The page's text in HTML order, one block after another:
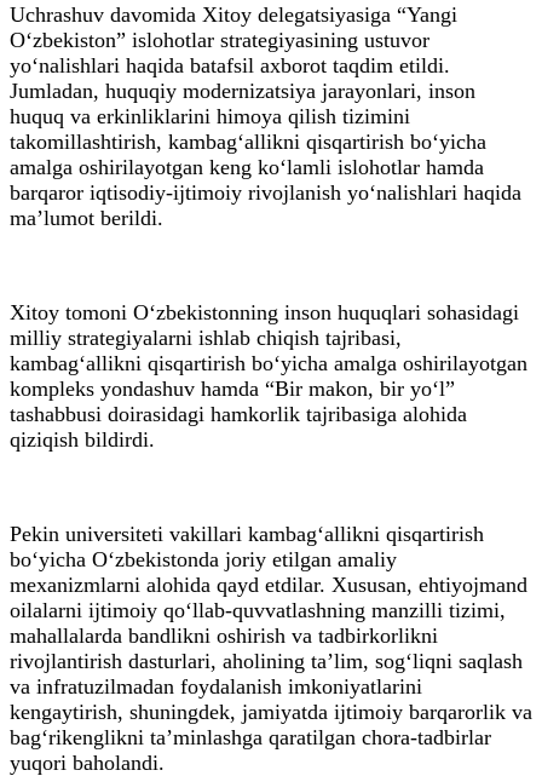
Uchrashuv davomida Xitoy delegatsiyasiga “Yangi
O‘zbekiston” islohotlar strategiyasining ustuvor
yo‘nalishlari haqida batafsil axborot taqdim etildi.
Jumladan, huquqiy modernizatsiya jarayonlari, inson
huquq va erkinliklarini himoya qilish tizimini
takomillashtirish, kambag‘allikni qisqartirish bo‘yicha
amalga oshirilayotgan keng ko‘lamli islohotlar hamda
barqaror iqtisodiy-ijtimoiy rivojlanish yo‘nalishlari haqida
ma’lumot berildi.
Xitoy tomoni O‘zbekistonning inson huquqlari sohasidagi
milliy strategiyalarni ishlab chiqish tajribasi,
kambag‘allikni qisqartirish bo‘yicha amalga oshirilayotgan
kompleks yondashuv hamda “Bir makon, bir yo‘l”
tashabbusi doirasidagi hamkorlik tajribasiga alohida
qiziqish bildirdi.
Pekin universiteti vakillari kambag‘allikni qisqartirish
bo‘yicha O‘zbekistonda joriy etilgan amaliy
mexanizmlarni alohida qayd etdilar. Xususan, ehtiyojmand
oilalarni ijtimoiy qo‘llab-quvvatlashning manzilli tizimi,
mahallalarda bandlikni oshirish va tadbirkorlikni
rivojlantirish dasturlari, aholining ta’lim, sog‘liqni saqlash
va infratuzilmadan foydalanish imkoniyatlarini
kengaytirish, shuningdek, jamiyatda ijtimoiy barqarorlik va
bag‘rikenglikni ta’minlashga qaratilgan chora-tadbirlar
yuqori baholandi.